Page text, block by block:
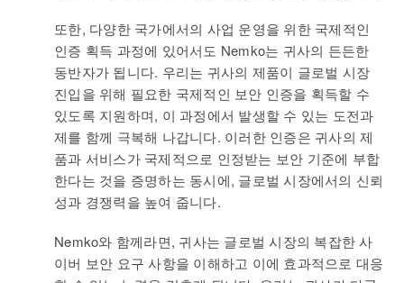
또한, 다양한 국가에서의 사업 운영을 위한 국제적인
인증 획득 과정에 있어서도 Nemko는 귀사의 든든한
동반자가 됩니다. 우리는 귀사의 제품이 글로벌 시장
진입을 위해 필요한 국제적인 보안 인증을 획득할 수
있도록 지원하며, 이 과정에서 발생할 수 있는 도전과
제를 함께 극복해 나갑니다. 이러한 인증은 귀사의 제
품과 서비스가 국제적으로 인정받는 보안 기준에 부합
한다는 것을 증명하는 동시에, 글로벌 시장에서의 신뢰
성과 경쟁력을 높여 줍니다.
Nemko와 함께라면, 귀사는 글로벌 시장의 복잡한 사
이버 보안 요구 사항을 이해하고 이에 효과적으로 대응